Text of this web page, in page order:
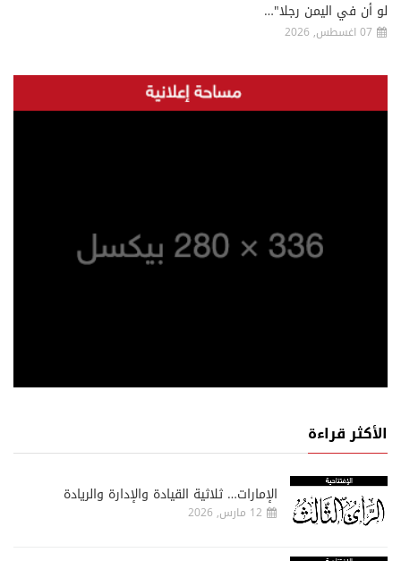
لو أن في اليمن رجلا"…
07 اغسطس, 2026
الأكثر قراءة
الإمارات… ثلاثية القيادة والإدارة والريادة
12 مارس, 2026